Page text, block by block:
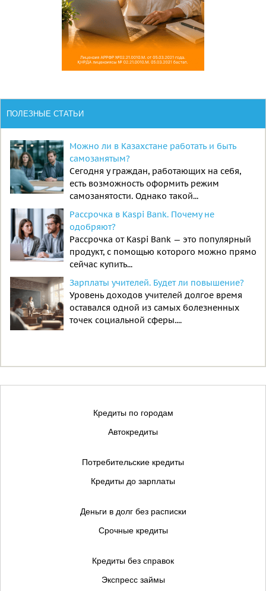
ПОЛЕЗНЫЕ СТАТЬИ
Можно ли в Казахстане работать и быть
самозанятым?
Сегодня у граждан, работающих на себя,
есть возможность оформить режим
самозанятости. Однако такой...
Рассрочка в Kaspi Bank. Почему не
одобряют?
Рассрочка от Kaspi Bank — это популярный
продукт, с помощью которого можно прямо
сейчас купить...
Зарплаты учителей. Будет ли повышение?
Уровень доходов учителей долгое время
оставался одной из самых болезненных
точек социальной сферы....
Кредиты по городам
Автокредиты
Потребительские кредиты
Кредиты до зарплаты
Деньги в долг без расписки
Срочные кредиты
Кредиты без справок
Экспресс займы